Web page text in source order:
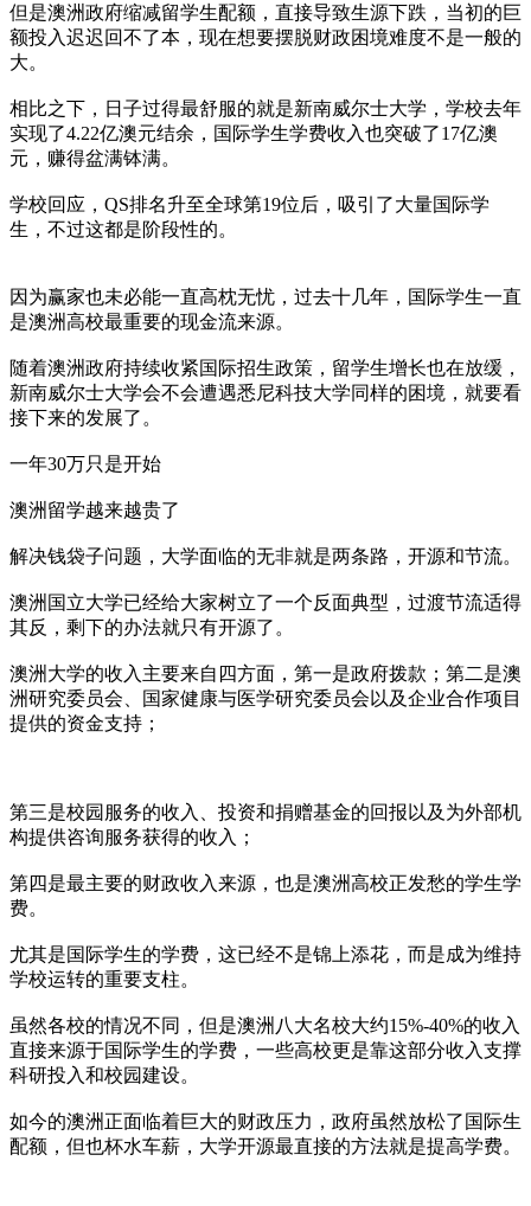
但是澳洲政府缩减留学生配额，直接导致生源下跌，当初的巨
额投入迟迟回不了本，现在想要摆脱财政困境难度不是一般的
大。
相比之下，日子过得最舒服的就是新南威尔士大学，学校去年
实现了4.22亿澳元结余，国际学生学费收入也突破了17亿澳
元，赚得盆满钵满。
学校回应，QS排名升至全球第19位后，吸引了大量国际学
生，不过这都是阶段性的。
因为赢家也未必能一直高枕无忧，过去十几年，国际学生一直
是澳洲高校最重要的现金流来源。
随着澳洲政府持续收紧国际招生政策，留学生增长也在放缓，
新南威尔士大学会不会遭遇悉尼科技大学同样的困境，就要看
接下来的发展了。
一年30万只是开始
澳洲留学越来越贵了
解决钱袋子问题，大学面临的无非就是两条路，开源和节流。
澳洲国立大学已经给大家树立了一个反面典型，过渡节流适得
其反，剩下的办法就只有开源了。
澳洲大学的收入主要来自四方面，第一是政府拨款；第二是澳
洲研究委员会、国家健康与医学研究委员会以及企业合作项目
提供的资金支持；
第三是校园服务的收入、投资和捐赠基金的回报以及为外部机
构提供咨询服务获得的收入；
第四是最主要的财政收入来源，也是澳洲高校正发愁的学生学
费。
尤其是国际学生的学费，这已经不是锦上添花，而是成为维持
学校运转的重要支柱。
虽然各校的情况不同，但是澳洲八大名校大约15%-40%的收入
直接来源于国际学生的学费，一些高校更是靠这部分收入支撑
科研投入和校园建设。
如今的澳洲正面临着巨大的财政压力，政府虽然放松了国际生
配额，但也杯水车薪，大学开源最直接的方法就是提高学费。